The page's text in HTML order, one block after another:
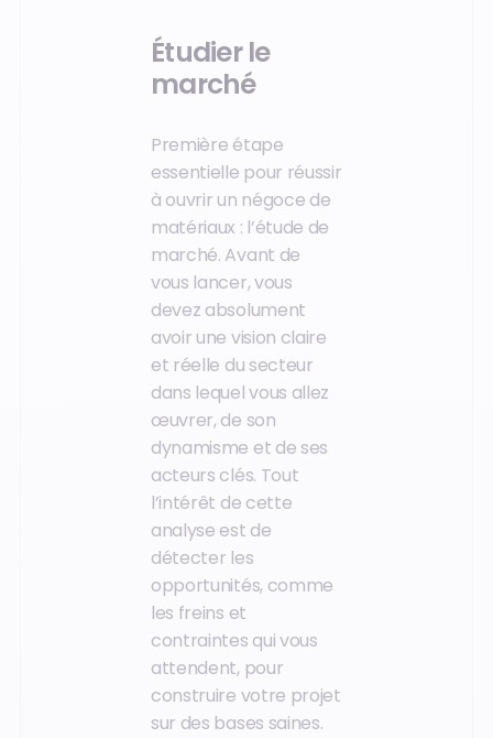
Étudier le
marché
Première étape
essentielle pour réussir
à ouvrir un négoce de
matériaux : l’étude de
marché. Avant de
vous lancer, vous
devez absolument
avoir une vision claire
et réelle du secteur
dans lequel vous allez
œuvrer, de son
dynamisme et de ses
acteurs clés. Tout
l’intérêt de cette
analyse est de
détecter les
opportunités, comme
les freins et
contraintes qui vous
attendent, pour
construire votre projet
sur des bases saines.